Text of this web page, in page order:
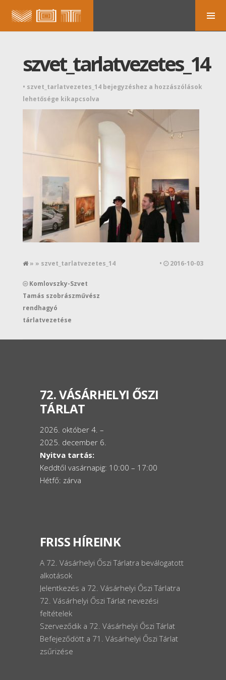
szvet_tarlatvezetes_14
• szvet_tarlatvezetes_14 bejegyzéshez a hozzászólások
lehetősége kikapcsolva
» » szvet_tarlatvezetes_14 • 2016-10-03
Komlovszky-Szvet
Tamás szobrászművész
rendhagyó
tárlatvezetése
72. VÁSÁRHELYI ŐSZI
TÁRLAT
2026. október 4. –
2025. december 6.
Nyitva tartás:
Keddtől vasárnapig: 10:00 – 17:00
Hétfő: zárva
FRISS HÍREINK
A 72. Vásárhelyi Őszi Tárlatra beválogatott
alkotások
Jelentkezés a 72. Vásárhelyi Őszi Tárlatra
72. Vásárhelyi Őszi Tárlat nevezési
feltételek
Szerveződik a 72. Vásárhelyi Őszi Tárlat
Befejeződött a 71. Vásárhelyi Őszi Tárlat
zsűrizése